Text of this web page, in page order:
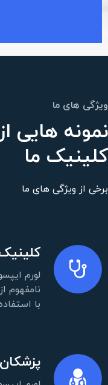
ویژگی های ما
نمونه هایی
کلینیک ما
برخی از ویژگی های ما
لورم
نامفهوم
با